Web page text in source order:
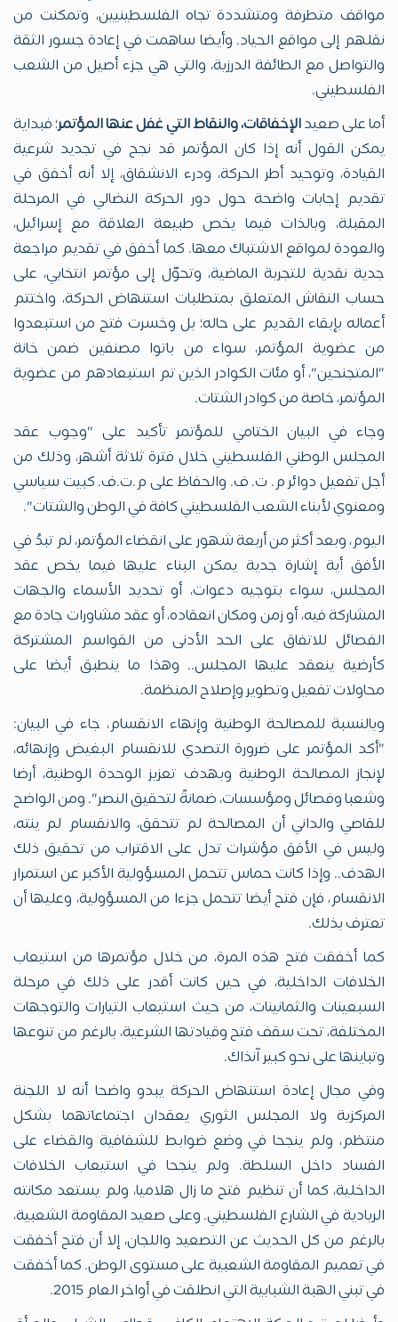
مواقف متطرفة ومتشددة تجاه الفلسطينيين، وتمكنت من
نقلهم إلى مواقع الحياد. وأيضا ساهمت في إعادة جسور الثقة
والتواصل مع الطائفة الدرزية، والتي هي جزء أصيل من الشعب
الفلسطيني.
أما على صعيدالإخفاقات، والنقاط التي غفل عنها المؤتمر؛ فبداية
يمكن القول أنه إذا كان المؤتمر قد نجح في تجديد شرعية
القيادة، وتوحيد أطر الحركة، ودرء الانشقاق، إلا أنه أخفق في
تقديم إجابات واضحة حول دور الحركة النضالي في المرحلة
المقبلة، وبالذات فيما يخص طبيعة العلاقة مع إسرائيل،
والعودة لمواقع الاشتباك معها. كما أخفق في تقديم مراجعة
جدية نقدية للتجربة الماضية، وتحوّل إلى مؤتمر انتخابي، على
حساب النقاش المتعلق بمتطلبات استنهاض الحركة، واختتم
أعماله بإبقاء القديم على حاله؛ بل وخسرت فتح من استبعدوا
من عضوية المؤتمر، سواء من باتوا مصنفين ضمن خانة
"المتجنحين"، أو مئات الكوادر الذين تم استبعادهم من عضوية
المؤتمر، خاصة من كوادر الشتات.
وجاء في البيان الختامي للمؤتمر تأكيد على "وجوب عقد
المجلس الوطني الفلسطيني خلال فترة ثلاثة أشهر، وذلك من
أجل تفعيل دوائر م. ت. ف. والحفاظ على م.ت.ف. كبيت سياسي
ومعنوي لأبناء الشعب الفلسطيني كافة في الوطن والشتات".
اليوم، وبعد أكثر من أربعة شهور على انقضاء المؤتمر، لم تبدُ في
الأفق أية إشارة جدية يمكن البناء عليها فيما يخص عقد
المجلس، سواء بتوجيه دعوات، أو تحديد الأسماء والجهات
المشاركة فيه، أو زمن ومكان انعقاده، أو عقد مشاورات جادة مع
الفصائل للاتفاق على الحد الأدنى من القواسم المشتركة
كأرضية ينعقد عليها المجلس.. وهذا ما ينطبق أيضا على
محاولات تفعيل وتطوير وإصلاح المنظمة.
وبالنسبة للمصالحة الوطنية وإنهاء الانقسام، جاء في البيان:
"أكد المؤتمر على ضرورة التصدي للانقسام البغيض وإنهائه،
لإنجاز المصالحة الوطنية وبهدف تعزيز الوحدة الوطنية، أرضا
وشعبا وفصائل ومؤسسات، ضمانةً لتحقيق النصر". ومن الواضح
للقاصي والداني أن المصالحة لم تتحقق، والانقسام لم ينته،
وليس في الأفق مؤشرات تدل على الاقتراب من تحقيق ذلك
الهدف.. وإذا كانت حماس تتحمل المسؤولية الأكبر عن استمرار
الانقسام، فإن فتح أيضا تتحمل جزءا من المسؤولية، وعليها أن
تعترف بذلك.
كما أخفقت فتح هذه المرة، من خلال مؤتمرها من استيعاب
الخلافات الداخلية، في حين كانت أقدر على ذلك في مرحلة
السبعينات والثمانينات، من حيث استيعاب التيارات والتوجهات
المختلفة، تحت سقف فتح وقيادتها الشرعية، بالرغم من تنوعها
وتباينها على نحو كبير آنذاك.
وفي مجال إعادة استنهاض الحركة يبدو واضحا أنه لا اللجنة
المركزية ولا المجلس الثوري يعقدان اجتماعاتهما بشكل
منتظم، ولم ينجحا في وضع ضوابط للشفافية والقضاء على
الفساد داخل السلطة. ولم ينجحا في استيعاب الخلافات
الداخلية، كما أن تنظيم فتح ما زال هلاميا، ولم يستعد مكانته
الريادية في الشارع الفلسطيني. وعلى صعيد المقاومة الشعبية،
بالرغم من كل الحديث عن التصعيد واللجان، إلا أن فتح أخفقت
في تعميم المقاومة الشعبية على مستوى الوطن. كما أخفقت
في تبني الهبة الشبابية التي انطلقت في أواخر العام 2015.